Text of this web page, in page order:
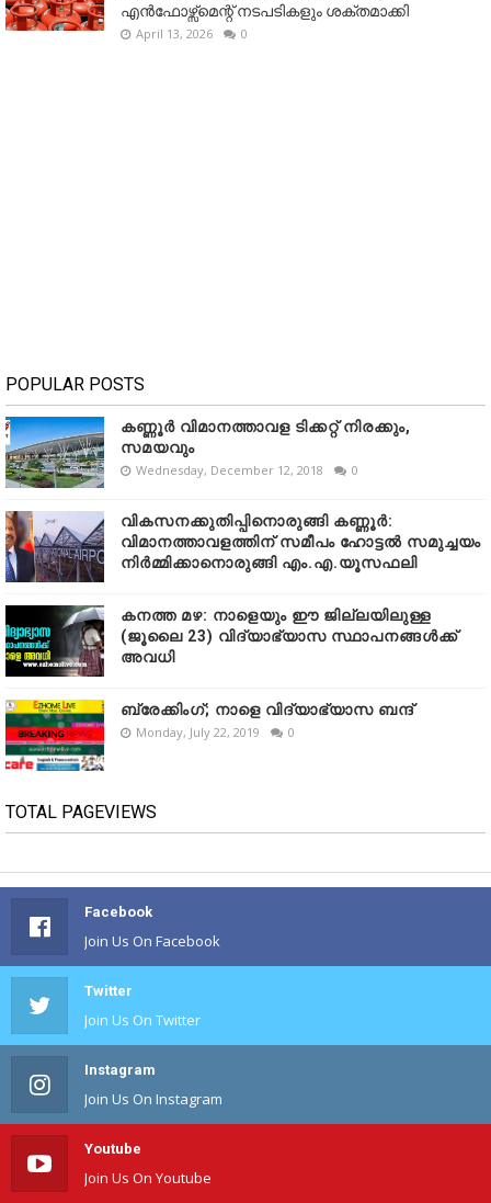
എൻഫോഴ്സ്മെന്റ് നടപടികളും ശക്തമാക്കി
April 13, 2026 0
POPULAR POSTS
കണ്ണൂർ വിമാനത്താവള ടിക്കറ്റ് നിരക്കും,
സമയവും
Wednesday, December 12, 2018 0
വികസനക്കുതിപ്പിനൊരുങ്ങി കണ്ണൂർ:
വിമാനത്താവളത്തിന് സമീപം ഹോട്ടൽ സമുച്ചയം
നിർമ്മിക്കാനൊരുങ്ങി എം.എ.യൂസഫലി
കനത്ത മഴ: നാളെയും ഈ ജില്ലയിലുള്ള
(ജൂലൈ 23) വിദ്യാഭ്യാസ സ്ഥാപനങ്ങൾക്ക്
അവധി
ബ്രേക്കിംഗ്; നാളെ വിദ്യാഭ്യാസ ബന്ദ്
Monday, July 22, 2019 0
TOTAL PAGEVIEWS
Facebook
Join Us On Facebook
Twitter
Join Us On Twitter
Instagram
Join Us On Instagram
Youtube
Join Us On Youtube